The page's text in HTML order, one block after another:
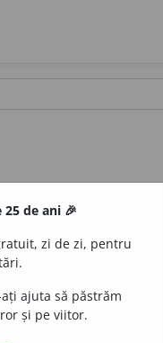
de ani 🎉
zi de zi, pentru
ajuta să păstrăm
și pe viitor.